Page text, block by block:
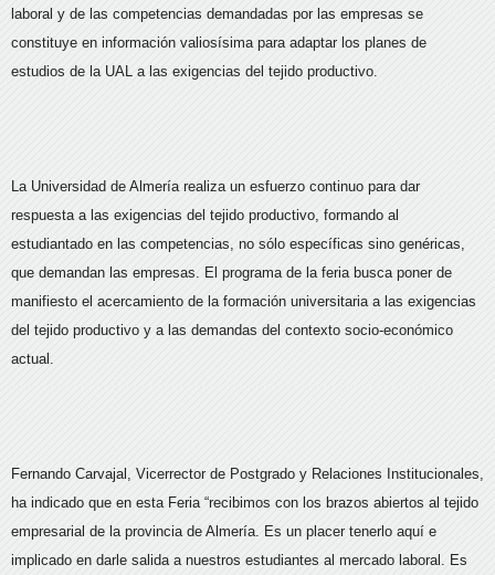
laboral y de las competencias demandadas por las empresas se
constituye en información valiosísima para adaptar los planes de
estudios de la UAL a las exigencias del tejido productivo.
La Universidad de Almería realiza un esfuerzo continuo para dar
respuesta a las exigencias del tejido productivo, formando al
estudiantado en las competencias, no sólo específicas sino genéricas,
que demandan las empresas. El programa de la feria busca poner de
manifiesto el acercamiento de la formación universitaria a las exigencias
del tejido productivo y a las demandas del contexto socio-económico
actual.
Fernando Carvajal, Vicerrector de Postgrado y Relaciones Institucionales,
ha indicado que en esta Feria “recibimos con los brazos abiertos al tejido
empresarial de la provincia de Almería. Es un placer tenerlo aquí e
implicado en darle salida a nuestros estudiantes al mercado laboral. Es